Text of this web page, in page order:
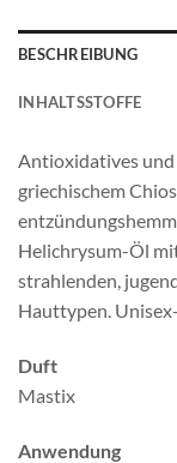
BESCHREIBUNG
INHALTSSTOFFE
Antioxidatives und
griechischem
Helichrysum-Öl
strahlenden,
Hauttypen.
Duft
Mastix
Anwendung